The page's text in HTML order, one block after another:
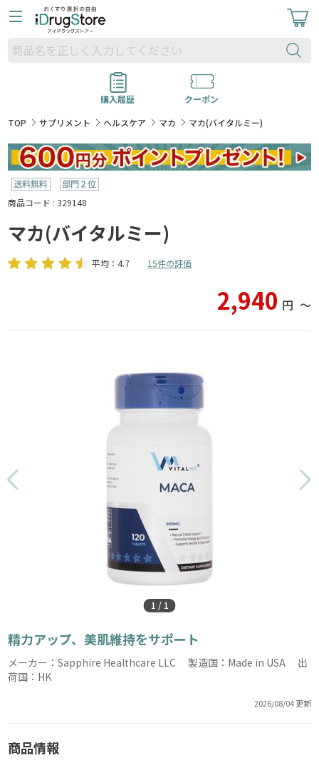
購入履歴
クーポン
TOP
サプリメント ヘルスケア マカ マカ(バイタルミー)
商品コード : 329148
マカ(バイタルミー)
平均：4.7 15件の評価
2,940 円 〜
1 / 1
精力アップ、美肌維持をサポート
メーカー：Sapphire Healthcare LLC 製造国：Made in USA 出
荷国：HK
2026/08/04 更新
商品情報